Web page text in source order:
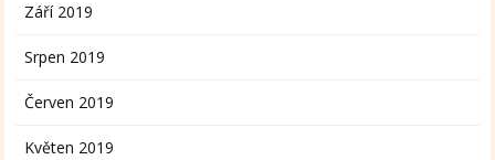
Září 2019
Srpen 2019
Červen 2019
Květen 2019